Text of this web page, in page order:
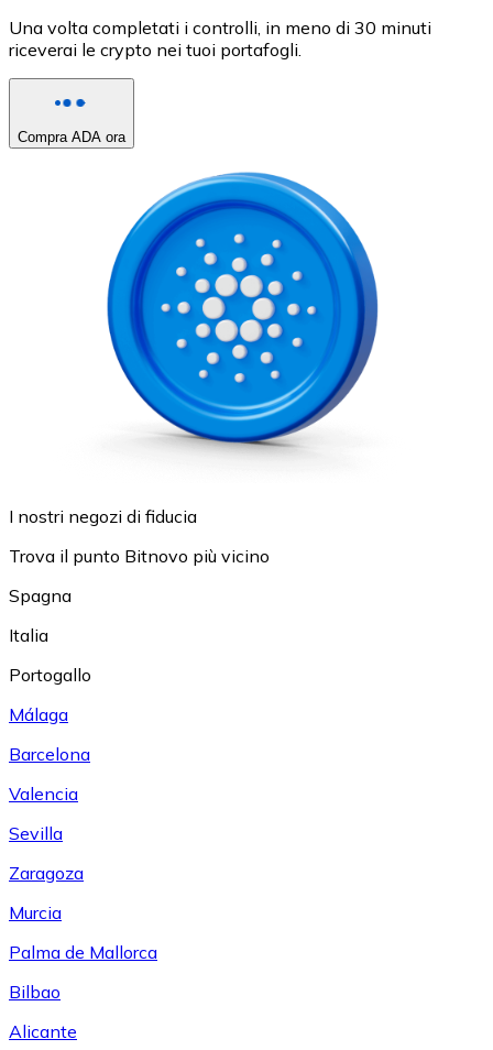
Una volta completati i controlli, in meno di 30 minuti
riceverai le crypto nei tuoi portafogli.
Compra ADA ora
I nostri negozi di fiducia
Trova il punto Bitnovo più vicino
Spagna
Italia
Portogallo
Málaga
Barcelona
Valencia
Sevilla
Zaragoza
Murcia
Palma de Mallorca
Bilbao
Alicante